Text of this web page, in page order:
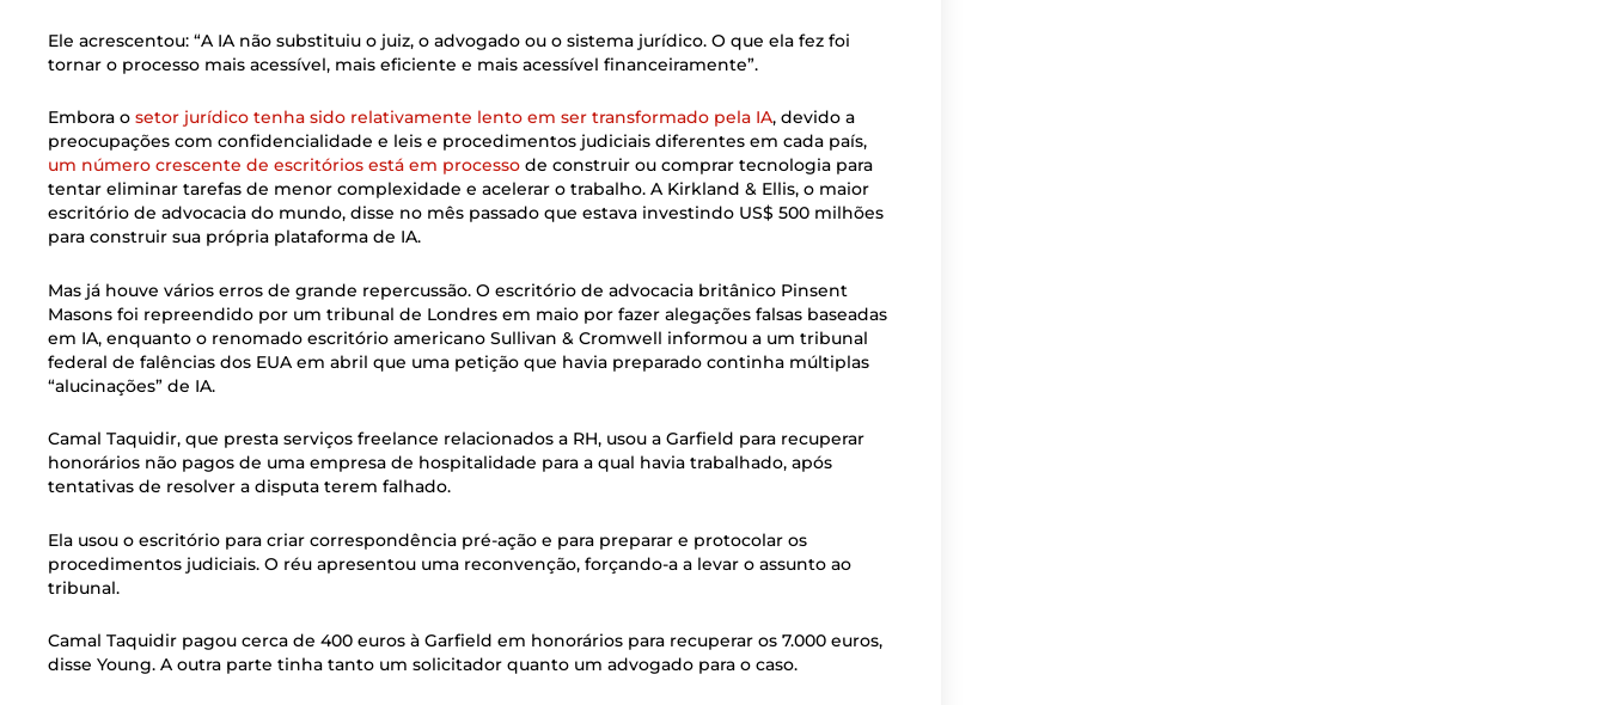
Ele acrescentou: “A IA não substituiu o juiz, o advogado ou o sistema jurídico. O que ela fez foi
tornar o processo mais acessível, mais eficiente e mais acessível financeiramente”.
Embora o setor jurídico tenha sido relativamente lento em ser transformado pela IA, devido a
preocupações com confidencialidade e leis e procedimentos judiciais diferentes em cada país,
um número crescente de escritórios está em processo de construir ou comprar tecnologia para
tentar eliminar tarefas de menor complexidade e acelerar o trabalho. A Kirkland & Ellis, o maior
escritório de advocacia do mundo, disse no mês passado que estava investindo US$ 500 milhões
para construir sua própria plataforma de IA.
Mas já houve vários erros de grande repercussão. O escritório de advocacia britânico Pinsent
Masons foi repreendido por um tribunal de Londres em maio por fazer alegações falsas baseadas
em IA, enquanto o renomado escritório americano Sullivan & Cromwell informou a um tribunal
federal de falências dos EUA em abril que uma petição que havia preparado continha múltiplas
“alucinações” de IA.
Camal Taquidir, que presta serviços freelance relacionados a RH, usou a Garfield para recuperar
honorários não pagos de uma empresa de hospitalidade para a qual havia trabalhado, após
tentativas de resolver a disputa terem falhado.
Ela usou o escritório para criar correspondência pré-ação e para preparar e protocolar os
procedimentos judiciais. O réu apresentou uma reconvenção, forçando-a a levar o assunto ao
tribunal.
Camal Taquidir pagou cerca de 400 euros à Garfield em honorários para recuperar os 7.000 euros,
disse Young. A outra parte tinha tanto um solicitador quanto um advogado para o caso.